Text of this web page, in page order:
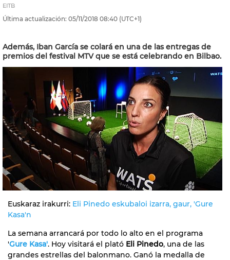
EITB
Última actualización: 05/11/2018 08:40 (UTC+1)
Además, Iban García se colará en una de las entregas de
premios del festival MTV que se está celebrando en Bilbao.
Euskaraz irakurri: Eli Pinedo eskubaloi izarra, gaur, 'Gure
Kasa'n
La semana arrancará por todo lo alto en el programa
'Gure Kasa'. Hoy visitará el plató Eli Pinedo, una de las
grandes estrellas del balonmano. Ganó la medalla de